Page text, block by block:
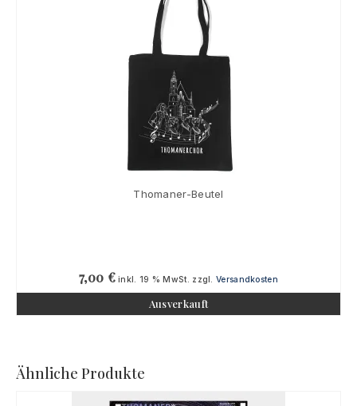
Thomaner-Beutel
7,00 € inkl. 19 % MwSt. zzgl.Versandkosten
Ausverkauft
Ähnliche Produkte